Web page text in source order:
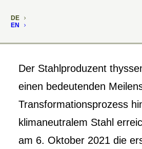
DE
EN
Der Stahlproduzent
einen bedeutenden
Transformationsprozess
klimaneutralem Stahl
am 6. Oktober 2021 die